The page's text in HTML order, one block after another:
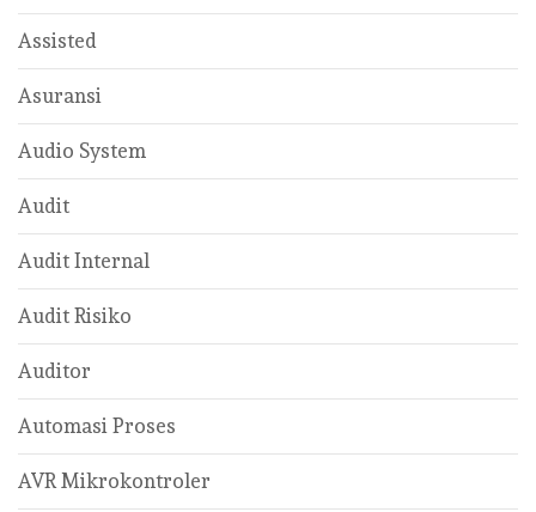
Assisted
Asuransi
Audio System
Audit
Audit Internal
Audit Risiko
Auditor
Automasi Proses
AVR Mikrokontroler